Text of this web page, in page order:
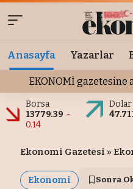
Anasayfa Yazarlar
EKONOMİ gazetesine
Borsa
13779.39 -
0.14
Dolar
Ekonomi Gazetesi »
Ekonomi Sonra